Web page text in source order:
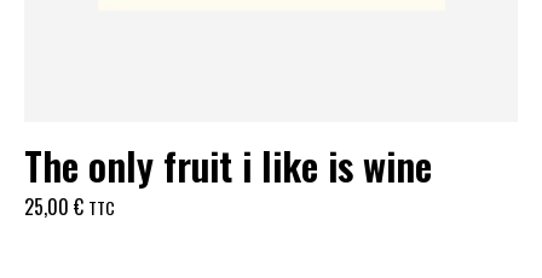
The only fruit i like is wine
25,00 € TTC